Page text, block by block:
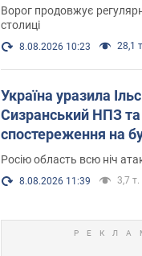
Ворог продовжує
столиці
8.08.2026 10:23 28,1
Україна уразила
Сизранський НПЗ та пост
спостереження на
установці "Сиваш":
розкрив деталі. Фото
Росію область всю ніч
8.08.2026 11:39 3,7 т.